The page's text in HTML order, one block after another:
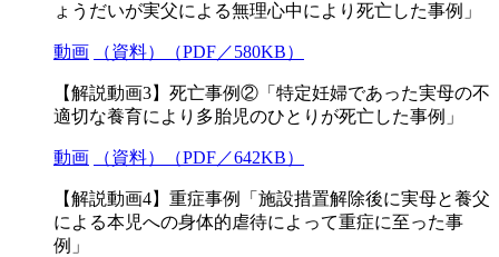
ょうだいが実父による無理心中により死亡した事例」
動画 （資料）（PDF／580KB）
【解説動画3】死亡事例②「特定妊婦であった実母の不
適切な養育により多胎児のひとりが死亡した事例」
動画 （資料）（PDF／642KB）
【解説動画4】重症事例「施設措置解除後に実母と養父
による本児への身体的虐待によって重症に至った事
例」